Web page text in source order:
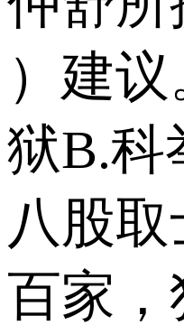
）建议
狱 B.科
八股取
百家